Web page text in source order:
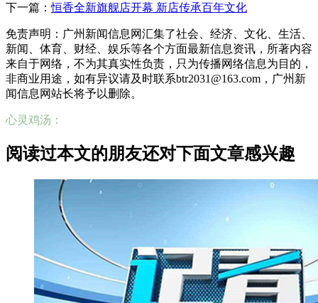
下一篇：恒香全新旗舰店开幕 新店传承百年文化
免责声明：广州新闻信息网汇集了社会、经济、文化、生活、
新闻、体育、财经、娱乐等各个方面最新信息资讯，所著内容
来自于网络，不为其真实性负责，只为传播网络信息为目的，
非商业用途，如有异议请及时联系btr2031@163.com，广州新
闻信息网站长将予以删除。
心灵鸡汤：
阅读过本文的朋友还对下面文章感兴趣